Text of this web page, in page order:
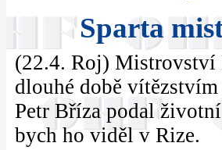
Sparta
(22.4. Roj) Mistrovství
dlouhé době
Petr Bříza podal
bych ho viděl v Rize.